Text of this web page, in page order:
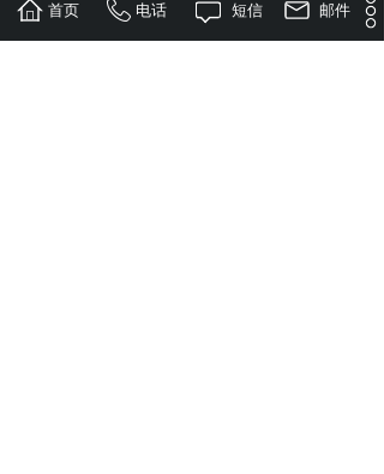
首页 电话 短信 邮件